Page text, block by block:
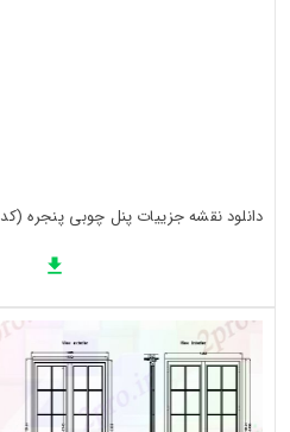
دانلود نقشه جزییات پنل چوبی پنجره (کد36893)